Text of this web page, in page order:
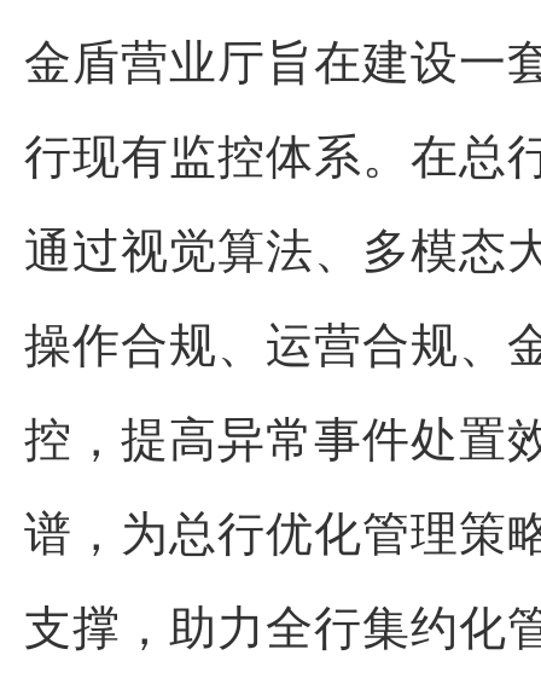
金盾营业厅旨在建设一
行现有监控体系。在总
通过视觉算法、多模态
操作合规、运营合规、
控，提高异常事件处置
谱，为总行优化管理策
支撑，助力全行集约化